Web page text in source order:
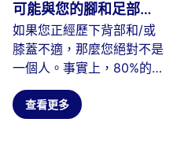
可能與您的腳和足部支
撐不良有關！
如果您正經歷下背部和/或
膝蓋不適，那麼您絕對不是
一個人。事實上，80%的
人在人生的某個階段都會經
歷過背痛...
查看更多